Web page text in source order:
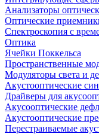
Анализаторы
Оптические
Спектроскопия с
Оптика
Ячейки Поккельса
Пространственные
Модуляторы света и
Акустооптические
Драйверы для
Акусооптические
Акустооптические
Перестраиваемые